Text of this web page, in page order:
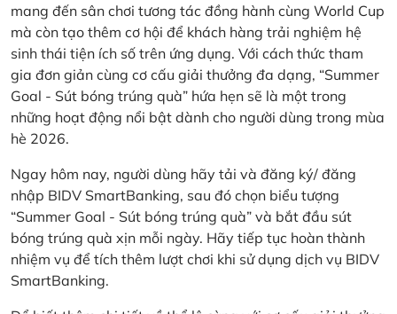
mang đến sân chơi tương tác đồng hành cùng World Cup
mà còn tạo thêm cơ hội để khách hàng trải nghiệm hệ
sinh thái tiện ích số trên ứng dụng. Với cách thức tham
gia đơn giản cùng cơ cấu giải thưởng đa dạng, “Summer
Goal - Sút bóng trúng quà” hứa hẹn sẽ là một trong
những hoạt động nổi bật dành cho người dùng trong mùa
hè 2026.
Ngay hôm nay, người dùng hãy tải và đăng ký/ đăng
nhập BIDV SmartBanking, sau đó chọn biểu tượng
“Summer Goal - Sút bóng trúng quà” và bắt đầu sút
bóng trúng quà xịn mỗi ngày. Hãy tiếp tục hoàn thành
nhiệm vụ để tích thêm lượt chơi khi sử dụng dịch vụ BIDV
SmartBanking.